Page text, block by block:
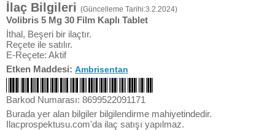
İlaç Bilgileri (Güncelleme Tarihi:3.2.2024)
Volibris 5 Mg 30 Film Kaplı Tablet
İthal, Beşeri bir ilaçtır.
Reçete ile satılır.
E-Reçete: Aktif
Etken Maddesi: Ambrisentan
Barkod Numarası: 8699522091171
Burada yer alan bilgiler bilgilendirme mahiyetindedir.
Ilacprospektusu.com'da ilaç satışı yapılmaz.